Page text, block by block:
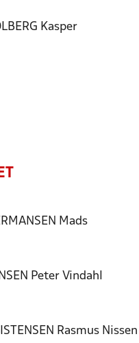
Kasper
Mads
Peter Vindahl
Rasmus Nissen